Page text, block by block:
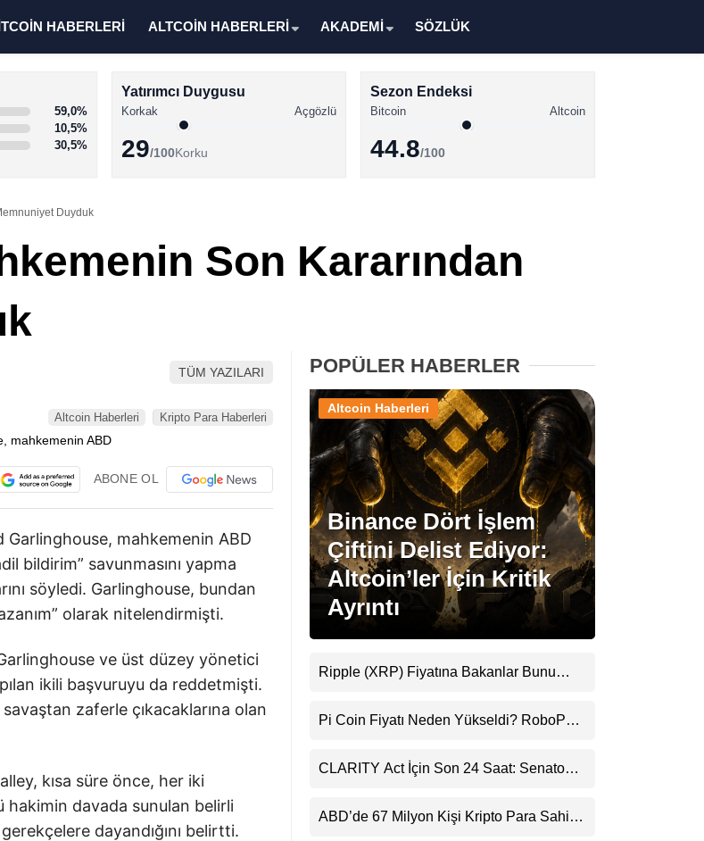
Altcoin Haberleri
XRP Haberleri
Memecoin Haberleri
Stablecoin Haberleri
Facebook
Instagram
LinkedIn
HABERLERİ ALTCOİN HABERLERİ AKADEMİ SÖZLÜK
59,0%
10,5%
30,5%
Yatırımcı Duygusu
Korkak Açgözlü
29/100Korku
Sezon Endeksi
Bitcoin Altcoin
44.8/100
Duyduk
Son Kararından
TÜM YAZILARI
Altcoin Haberleri Kripto Para Haberleri
ABONE OL
Garlinghouse, mahkemenin ABD
bildirim” savunmasını yapma
söyledi. Garlinghouse, bundan
olarak nitelendirmişti.
ve üst düzey yönetici
ikili başvuruyu da reddetmişti.
zaferle çıkacaklarına olan
kısa süre önce, her iki
hakimin davada sunulan belirli
dayandığını belirtti.
POPÜLER HABERLER
Binance Dört İşlem
Çiftini Delist Ediyor:
Altcoin’ler İçin Kritik
Ayrıntı
Altcoin Haberleri
Ripple (XRP) Fiyatına Bakanlar Bunu
Uyarı
Pi Coin Fiyatı Neden Yükseldi? RoboPay
Destekledi
CLARITY Act İçin Son 24 Saat: Senato
Beklentisini Bozabilir
ABD’de 67 Milyon Kişi Kripto Para Sahibi: